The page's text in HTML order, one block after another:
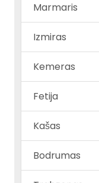
Marmaris
Izmiras
Kemeras
Fetija
Kašas
Bodrumas